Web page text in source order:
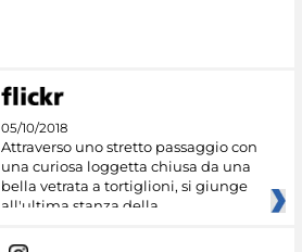
05/10/2018
Attraverso uno stretto passaggio con
una curiosa loggetta chiusa da una
bella vetrata a tortiglioni, si giunge
all'ultima stanza della